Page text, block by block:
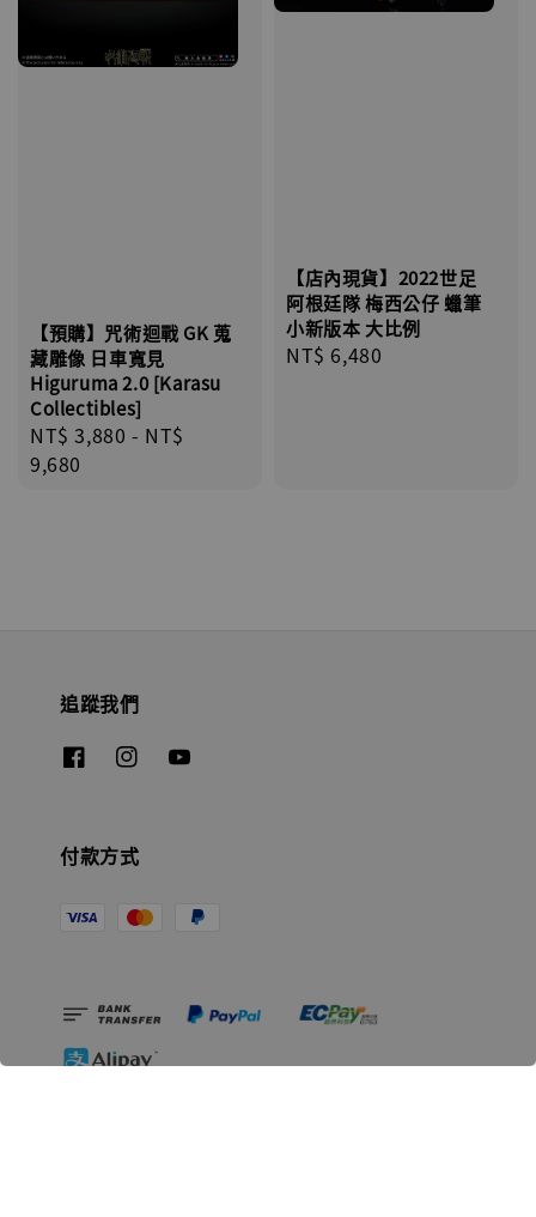
【預購】咒術迴戰 GK 蒐
藏雕像 日車寬見
Higuruma 2.0 [Karasu
Collectibles]
Regular
price
NT$ 3,880 - NT$
9,680
【店內現貨】2022世足
阿根廷隊 梅西公仔 蠟筆
小新版本 大比例
Regular
NT$ 6,480
追蹤我們
付款方式